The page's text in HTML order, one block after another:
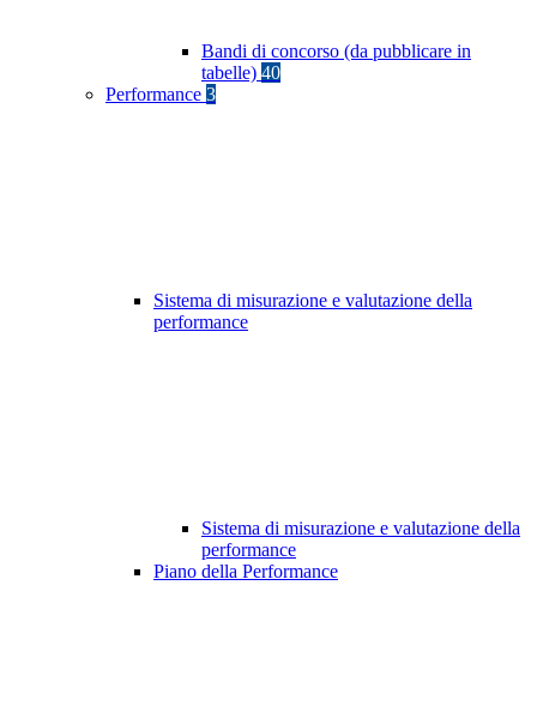
Bandi di concorso (da pubblicare in
tabelle) 40
Performance 3
Sistema di misurazione e valutazione della
performance
Sistema di misurazione e valutazione della
performance
Piano della Performance